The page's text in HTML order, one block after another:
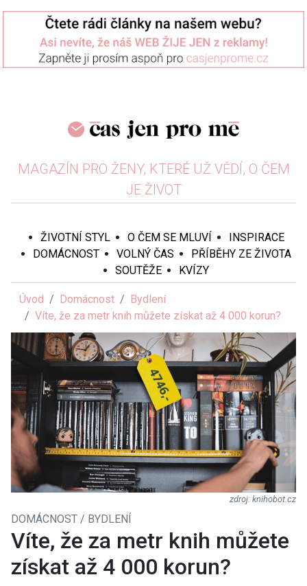
MAGAZÍN PRO ŽENY, KTERÉ UŽ VĚDÍ, O ČEM
JE ŽIVOT
ŽIVOTNÍ STYL O ČEM SE MLUVÍ
INSPIRACE
DOMÁCNOST
VOLNÝ ČAS
PŘÍBĚHY ZE ŽIVOTA
SOUTĚŽE
KVÍZY
Úvod Domácnost
Bydlení
Víte, že za metr knih můžete získat až 4 000 korun?
knihobot.cz
DOMÁCNOST / BYDLENÍ
Víte, že za metr knih můžete
získat až 4 000 korun?